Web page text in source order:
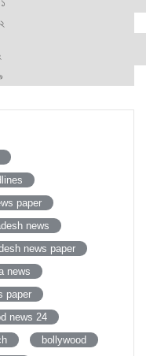
paper
news
news paper
news
paper
news 24
bollywood